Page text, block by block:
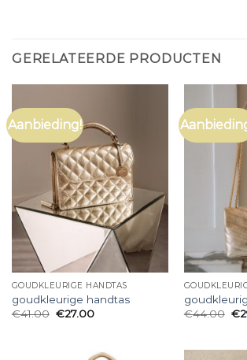
GERELATEERDE PRODUCTEN
Aanbieding!
GOUDKLEURIGE HANDTAS
goudkleurige handtas
€41.00 €27.00
€44.00 €